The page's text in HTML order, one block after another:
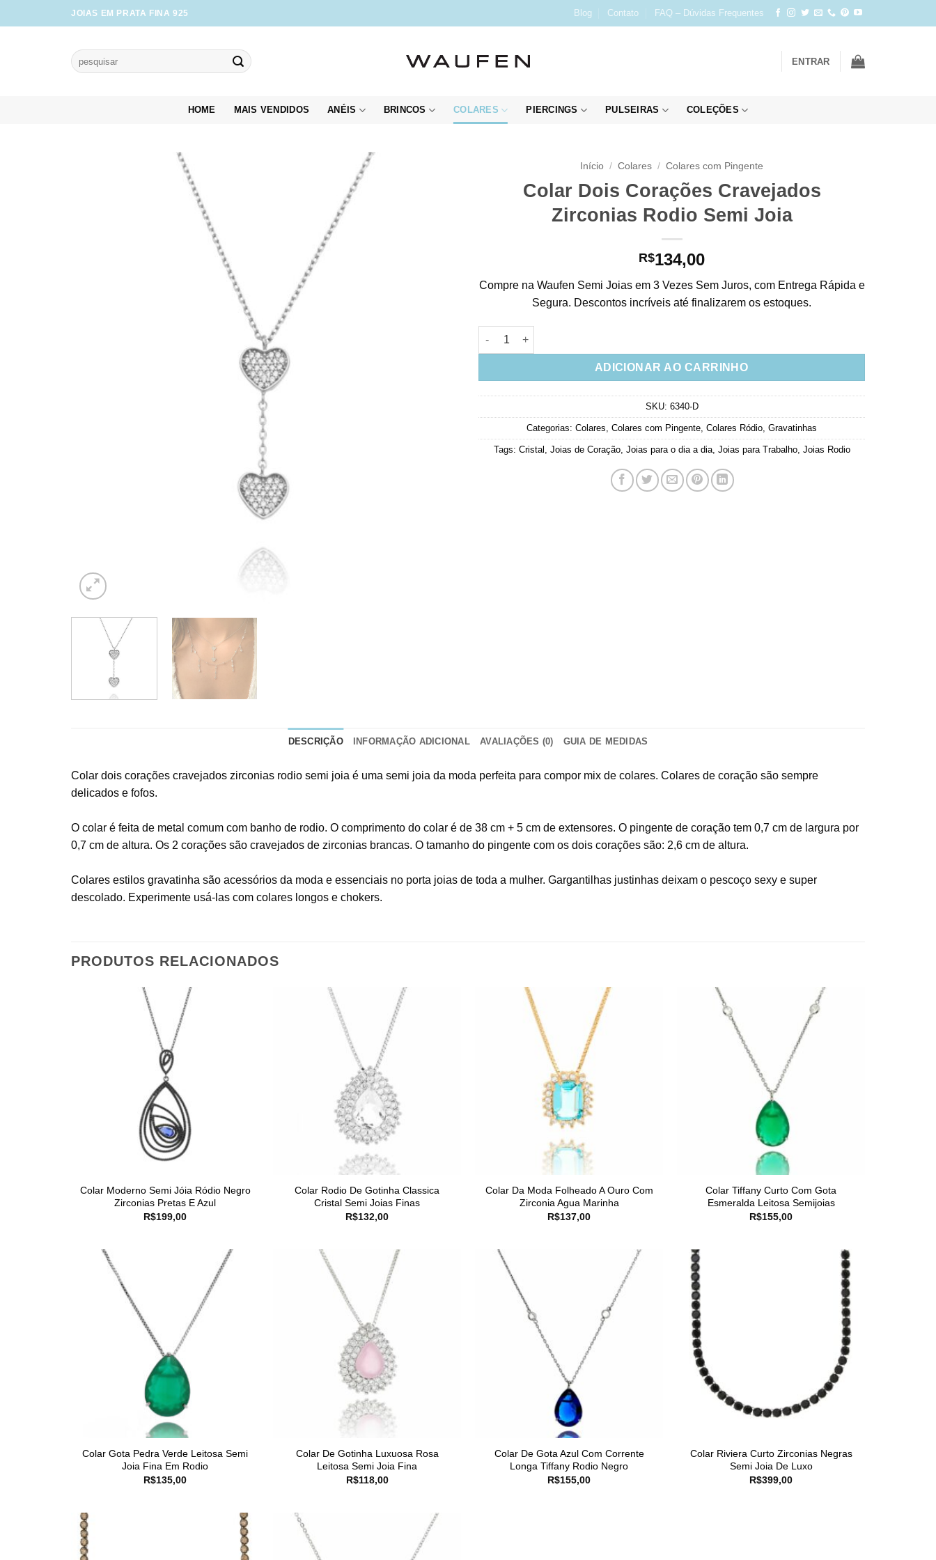
to
JOIAS EM PRATA FINA 925 Blog Contato FAQ – Dúvidas Frequentes
Pesquisar
por:
ENTRAR
HOME MAIS VENDIDOS ANÉIS BRINCOS COLARES PIERCINGS PULSEIRAS COLEÇÕES
Início / Colares / Colares com Pingente
Colar Dois Corações Cravejados
Zirconias Rodio Semi Joia
R$134,00
Compre na Waufen Semi Joias em 3 Vezes Sem Juros, com Entrega Rápida e
Segura. Descontos incríveis até finalizarem os estoques.
Colar Dois Corações Cravejados Zirconias Rodio Semi Joia quantidade
ADICIONAR AO CARRINHO
SKU: 6340-D
Categorias: Colares Colares com Pingente Colares Ródio Gravatinhas
Tags: Cristal Joias de Coração, Joias para o dia a dia, Joias para Trabalho, Joias Rodio
DESCRIÇÃO INFORMAÇÃO ADICIONAL AVALIAÇÕES (0) GUIA DE MEDIDAS
Colar dois corações cravejados zirconias rodio semi joia é uma semi joia da moda perfeita para compor mix de colares. Colares de coração são sempre
delicados e fofos.
O colar é feita de metal comum com banho de rodio. O comprimento do colar é de 38 cm + 5 cm de extensores. O pingente de coração tem 0,7 cm de largura por
0,7 cm de altura. Os 2 corações são cravejados de zirconias brancas. O tamanho do pingente com os dois corações são: 2,6 cm de altura.
Colares estilos gravatinha são acessórios da moda e essenciais no porta joias de toda a mulher. Gargantilhas justinhas deixam o pescoço sexy e super
descolado. Experimente usá-las com colares longos e chokers.
PRODUTOS RELACIONADOS
Colar Moderno Semi Jóia Ródio Negro
Zirconias Pretas E Azul
R$199,00
Colar Rodio De Gotinha Classica
Cristal Semi Joias Finas
R$132,00
Colar Da Moda Folheado A Ouro Com
Zirconia Agua Marinha
R$137,00
Colar Tiffany Curto Com Gota
Esmeralda Leitosa Semijoias
R$155,00
Colar Gota Pedra Verde Leitosa Semi
Joia Fina Em Rodio
R$135,00
Colar De Gotinha Luxuosa Rosa
Leitosa Semi Joia Fina
R$118,00
Colar De Gota Azul Com Corrente
Longa Tiffany Rodio Negro
R$155,00
Colar Riviera Curto Zirconias Negras
Semi Joia De Luxo
R$399,00